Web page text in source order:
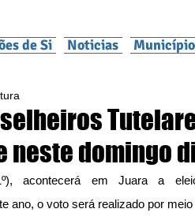
de Si Noticias
neste domingo
acontecerá em Juara a
ano, o voto será realizado por